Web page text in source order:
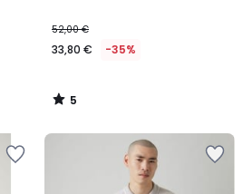
52,00 €
33,80 € -35%
5
/